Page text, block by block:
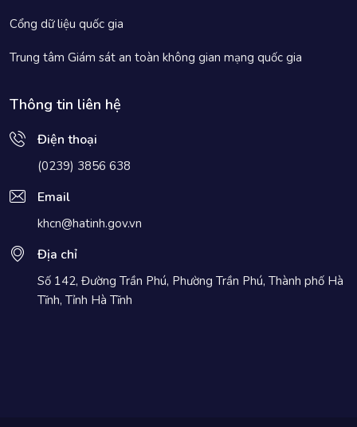
Cổng dữ liệu quốc gia
Trung tâm Giám sát an toàn không gian mạng quốc gia
Thông tin liên hệ
Điện thoại
(0239) 3856 638
Email
khcn@hatinh.gov.vn
Địa chỉ
Số 142, Đường Trần Phú, Phường Trần Phú, Thành phố Hà
Tĩnh, Tỉnh Hà Tĩnh